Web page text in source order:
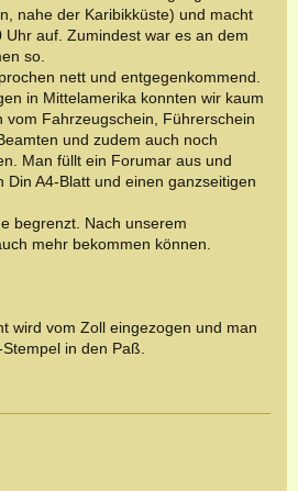
nahe der Karibikküste) und macht
auf. Zumindest war es an dem
so.
nett und entgegenkommend.
in Mittelamerika konnten wir kaum
vom Fahrzeugschein, Führerschein
und zudem auch noch
Man füllt ein Forumar aus und
Din A4-Blatt und einen ganzseitigen
begrenzt. Nach unserem
mehr bekommen können.
wird vom Zoll eingezogen und man
in den Paß.